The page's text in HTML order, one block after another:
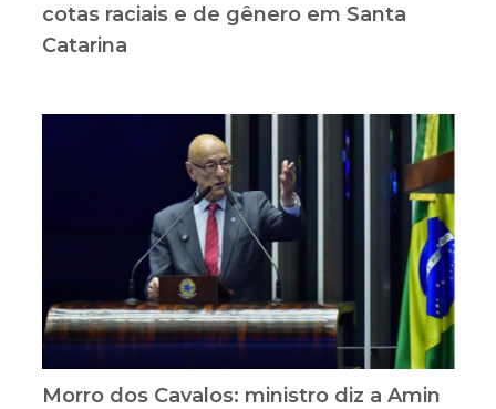
cotas raciais e de gênero em Santa
Catarina
Morro dos Cavalos: ministro diz a Amin